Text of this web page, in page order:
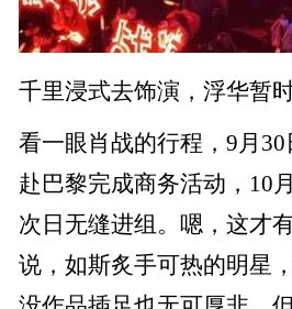
千里浸式去饰演，浮华暂
看一眼肖战的行程，9月
赴巴黎完成商务活动，10
次日无缝进组。嗯，这才
说，如斯炙手可热的明星